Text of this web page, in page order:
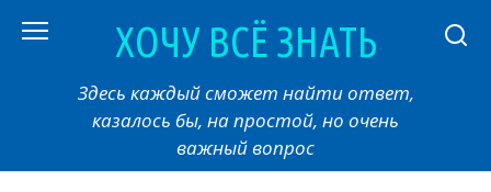
ХОЧУ ВСЁ ЗНАТЬ
Здесь каждый сможет найти ответ,
казалось бы, на простой, но очень
важный вопрос